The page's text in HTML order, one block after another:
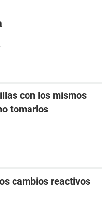
con los mismos
tomarlos
cambios reactivos